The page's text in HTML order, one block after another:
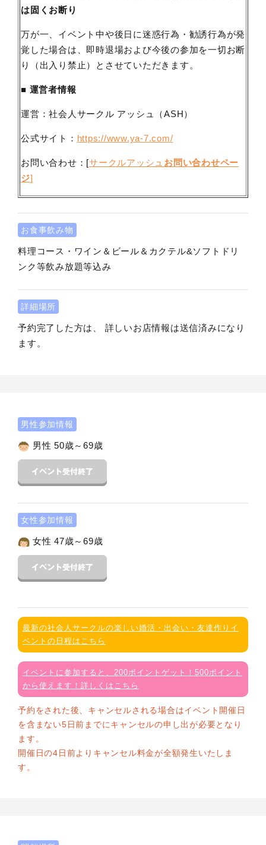
は固くお断り
万が一、イベント中や後日に迷惑行為・勧誘行為が発
覚した場合は、即時退場および今後の参加を一切お断
り（出入り禁止）とさせていただきます。
■ 運営者情報
運営：社会人サークル アッシュ（ASH）
公式サイト： https://www.ya-7.com/
お問い合わせ：[サークルアッシュ お問い合わせペー
ジ]
お食事飲み物
料理コース・ワイン＆ビール＆カクテル&ソフトドリ
ンク等飲み放題等込み
詳細場所
予約完了した方は、 詳しいお店情報は送信済みになり
ます。
男性参加情報
男性 50歳～69歳
女性参加情報
女性 47歳～69歳
最新の社会人サークルの楽しい婚活・出会い・友達作りイ
ベントの日程はこちら
イベントに参加すると、200ポイントゲット！500ポイント
から使えます！詳しくはこちら
予約をされた後、キャンセルされる場合はイベント開催日
を含まない5日前までにキャンセルの申し出が必要となり
ます。
開催日の4日前よりキャンセル料金が全額発生いたしま
す。